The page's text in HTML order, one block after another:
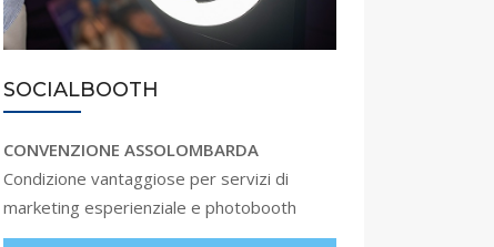
SOCIALBOOTH
CONVENZIONE ASSOLOMBARDA
Condizione vantaggiose per servizi di
marketing esperienziale e photobooth